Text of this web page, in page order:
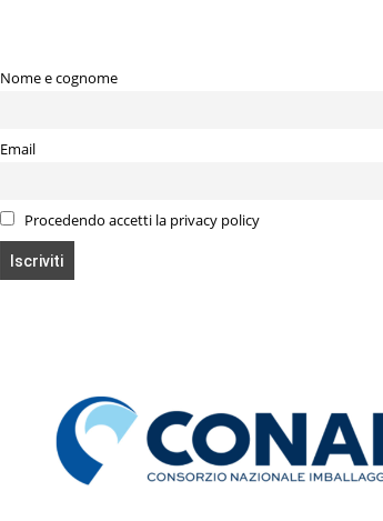
Nome e cognome
Email
Procedendo accetti la privacy policy